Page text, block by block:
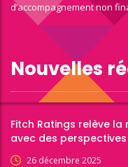
d’accompagnement non
Nouvelles
Fitch Ratings relève la
avec des
26 décembre 2025